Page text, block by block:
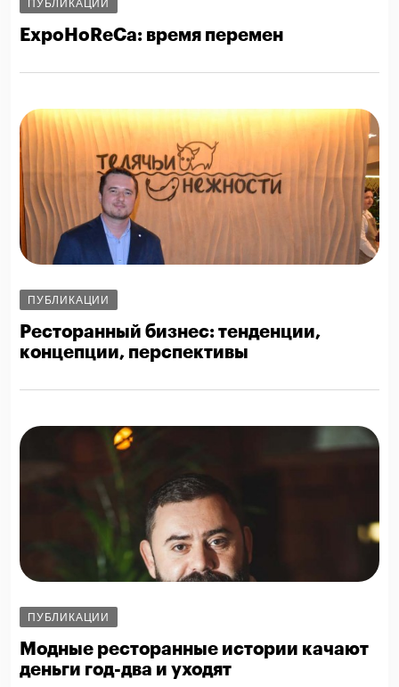
ПУБЛИКАЦИИ
ExpoHoReCa: время перемен
ПУБЛИКАЦИИ
Ресторанный бизнес: тенденции,
концепции, перспективы
ПУБЛИКАЦИИ
Модные ресторанные истории качают
деньги год-два и уходят